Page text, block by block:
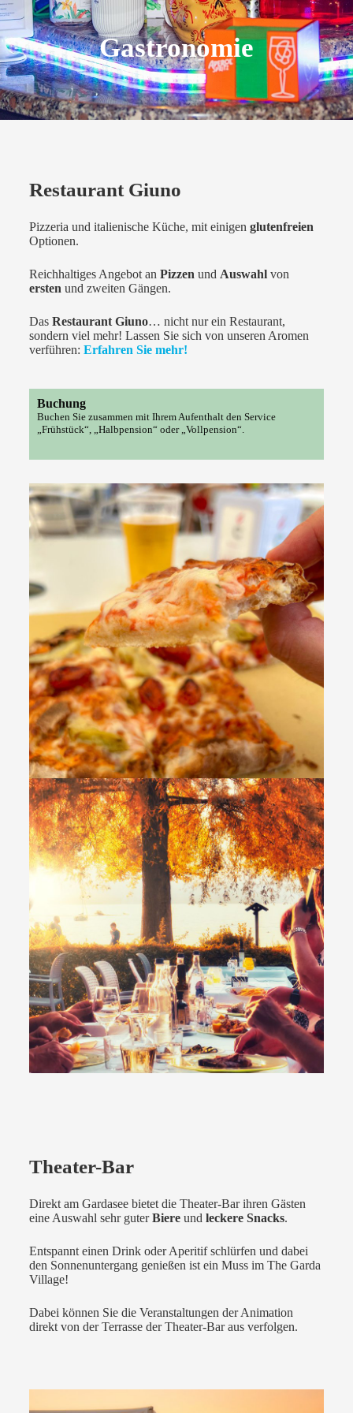
Gastronomie
Restaurant Giuno
Pizzeria und italienische Küche, mit einigen glutenfreien
Optionen.
Reichhaltiges Angebot an Pizzen und Auswahlvon
ersten und zweiten Gängen.
Das Restaurant Giuno… nicht nur ein Restaurant,
sondern viel mehr! Lassen Sie sich von unseren Aromen
verführen: Erfahren Sie mehr!
Buchung
Buchen Sie zusammen mit Ihrem Aufenthalt den Service
„Frühstück“, „Halbpension“ oder „Vollpension“.
Theater-Bar
Direkt am Gardasee bietet die Theater-Bar ihren Gästen
eine Auswahl sehr guterBiereund leckere Snacks.
Entspannt einen Drink oder Aperitif schlürfen und dabei
den Sonnenuntergang genießen ist ein Muss im The Garda
Village!
Dabei können Sie die Veranstaltungen der Animation
direkt von der Terrasse der Theater-Bar aus verfolgen.